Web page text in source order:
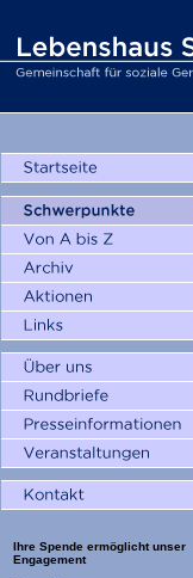
Ihre Spende ermöglicht unser
Engagement